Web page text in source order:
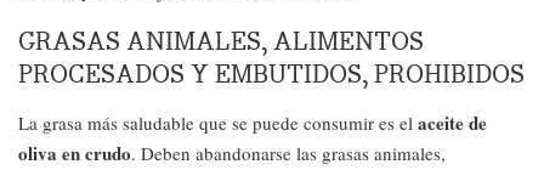
GRASAS ANIMALES, ALIMENTOS
PROCESADOS Y EMBUTIDOS, PROHIBIDOS
La grasa más saludable que se puede consumir es el aceite de
oliva en crudo. Deben abandonarse las grasas animales,